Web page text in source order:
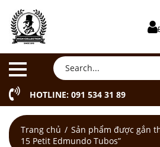
HOTLINE: 091 534 31 89
Trang chủ
Sản phẩm được gắn
15 Petit Edmundo Tubos”